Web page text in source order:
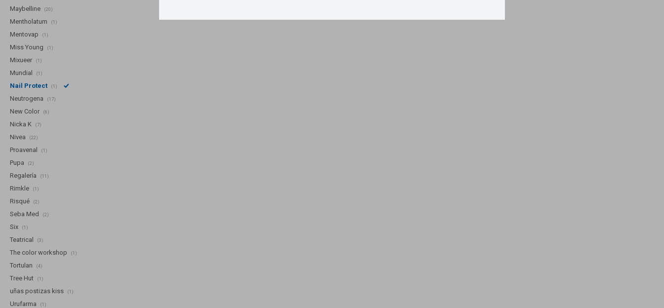
Maybelline (20)
Mentholatum (1)
Mentovap (1)
Miss Young (1)
Mixueer (1)
Mundial (1)
Nail Protect (1)
Neutrogena (17)
New Color (6)
Nicka K (7)
Nivea (22)
Proavenal (1)
Pupa (2)
Regalería (11)
Rimkle (1)
Risqué (2)
Seba Med (2)
Six (1)
Teatrical (3)
The color workshop (1)
Tortulan (4)
Tree Hut (1)
uñas postizas kiss (1)
Urufarma (1)